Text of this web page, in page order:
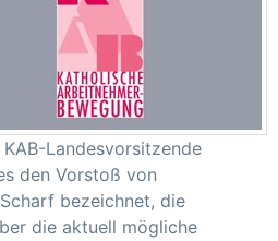
Landesvorsitzende
den Vorstoß von
bezeichnet, die
die aktuell mögliche